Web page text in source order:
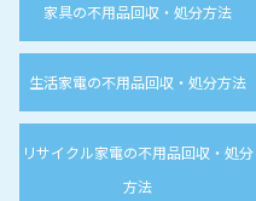
家具の不用品回収・処分方法
生活家電の不用品回収・処分方法
リサイクル家電の不用品回収・処分
方法